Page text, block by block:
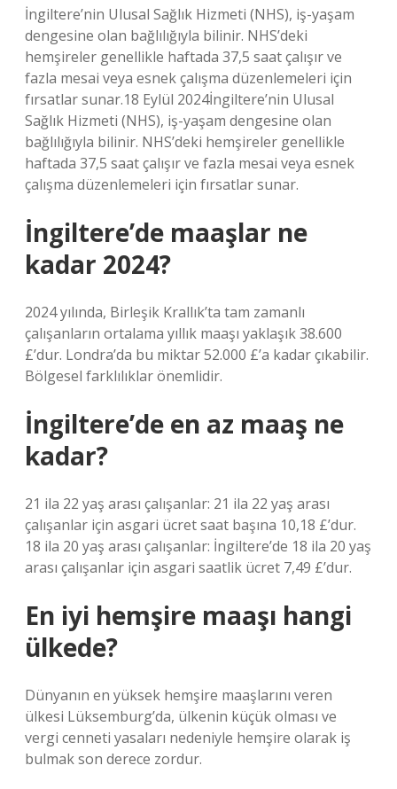
İngiltere’nin Ulusal Sağlık Hizmeti (NHS), iş-yaşam
dengesine olan bağlılığıyla bilinir. NHS’deki
hemşireler genellikle haftada 37,5 saat çalışır ve
fazla mesai veya esnek çalışma düzenlemeleri için
fırsatlar sunar.18 Eylül 2024İngiltere’nin Ulusal
Sağlık Hizmeti (NHS), iş-yaşam dengesine olan
bağlılığıyla bilinir. NHS’deki hemşireler genellikle
haftada 37,5 saat çalışır ve fazla mesai veya esnek
çalışma düzenlemeleri için fırsatlar sunar.
İngiltere’de maaşlar ne
kadar 2024?
2024 yılında, Birleşik Krallık’ta tam zamanlı
çalışanların ortalama yıllık maaşı yaklaşık 38.600
£’dur. Londra’da bu miktar 52.000 £’a kadar çıkabilir.
Bölgesel farklılıklar önemlidir.
İngiltere’de en az maaş ne
kadar?
21 ila 22 yaş arası çalışanlar: 21 ila 22 yaş arası
çalışanlar için asgari ücret saat başına 10,18 £’dur.
18 ila 20 yaş arası çalışanlar: İngiltere’de 18 ila 20 yaş
arası çalışanlar için asgari saatlik ücret 7,49 £’dur.
En iyi hemşire maaşı hangi
ülkede?
Dünyanın en yüksek hemşire maaşlarını veren
ülkesi Lüksemburg’da, ülkenin küçük olması ve
vergi cenneti yasaları nedeniyle hemşire olarak iş
bulmak son derece zordur.